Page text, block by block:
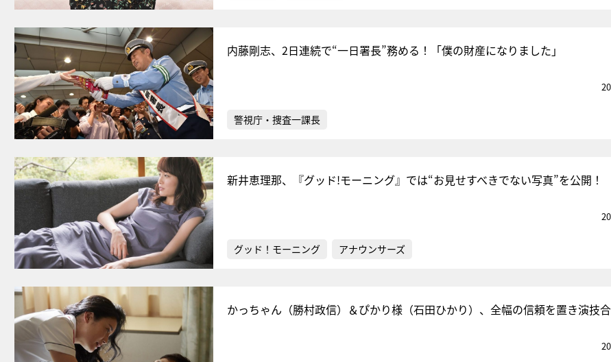
内藤剛志、2日連続で“一日署長”務める！「僕の財産になりました」
警視庁・捜査一課長
新井恵理那、『グッド!モーニング』では“お見せすべきでない写真”を公開！
グッド！モーニング アナウンサーズ
かっちゃん（勝村政信）＆ぴかり様（石田ひかり）、全幅の信頼を置き演技合